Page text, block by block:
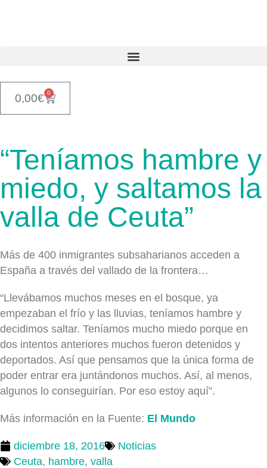
0,00€ 0
“Teníamos hambre y
miedo, y saltamos la
valla de Ceuta”
Más de 400 inmigrantes subsaharianos acceden a
España a través del vallado de la frontera…
“Llevábamos muchos meses en el bosque, ya
empezaban el frío y las lluvias, teníamos hambre y
decidimos saltar. Teníamos mucho miedo porque en
dos intentos anteriores muchos fueron detenidos y
deportados. Así que pensamos que la única forma de
poder entrar era juntándonos muchos. Así, al menos,
algunos lo conseguirían. Por eso estoy aquí”.
Más información en la Fuente: El Mundo
diciembre 18, 2016
Noticias
Ceuta, hambre, valla